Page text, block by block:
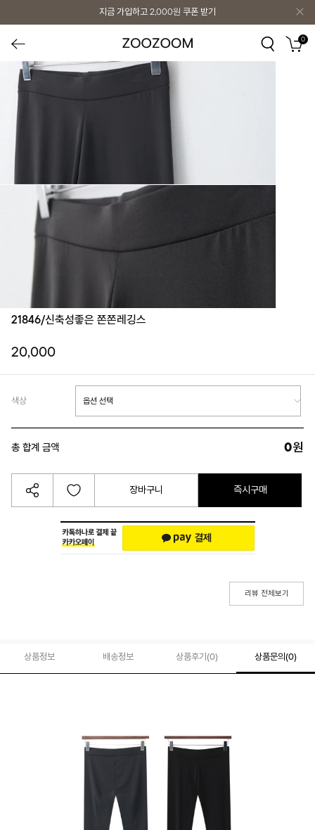
지금 가입하고 2,000원 쿠폰 받기
0
21846/신축성좋은 쫀쫀레깅스
20,000
색상
총 합계 금액 0원
장바구니 즉시구매
리뷰 전체보기
상품정보 배송정보 상품후기(0) 상품문의 (0)